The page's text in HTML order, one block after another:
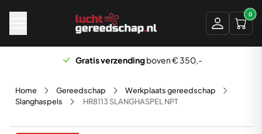
0
Gratis verzendingboven € 350,-
Home Gereedschap
Werkplaats gereedschap
Slanghaspels
HR8113 SLANGHASPEL NPT